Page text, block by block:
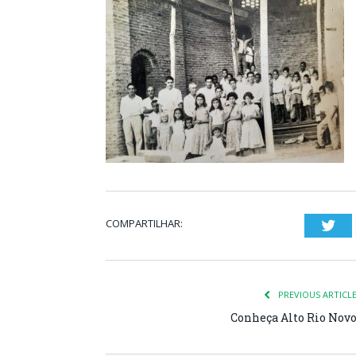
COMPARTILHAR:
PREVIOUS ARTICLE
Conheça Alto Rio Novo